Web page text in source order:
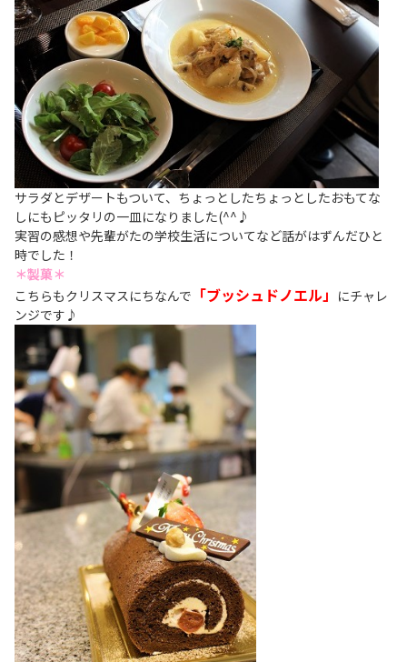
サラダとデザートもついて、ちょっとしたちょっとしたおもてな
しにもピッタリの一皿になりました(^^♪
実習の感想や先輩がたの学校生活についてなど話がはずんだひと
時でした！
＊製菓＊
こちらもクリスマスにちなんで 「ブッシュドノエル」 にチャレ
ンジです♪